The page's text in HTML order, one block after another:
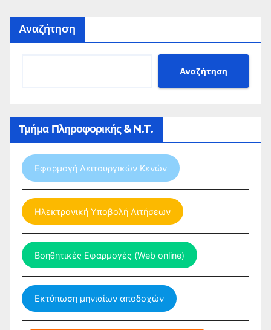
Αναζήτηση
Αναζήτηση
Τμήμα Πληροφορικής & N.T.
Εφαρμογή Λειτουργικών Κενών
Ηλεκτρονική Υποβολή Αιτήσεων
Βοηθητικές Εφαρμογές (Web online)
Εκτύπωση μηνιαίων αποδοχών